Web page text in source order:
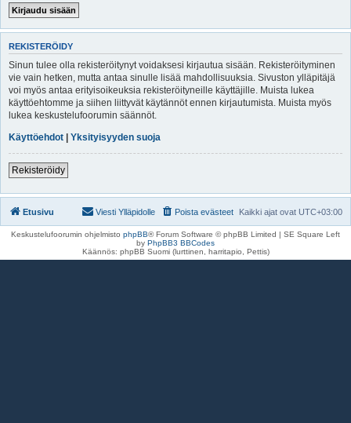
REKISTERÖIDY
Sinun tulee olla rekisteröitynyt voidaksesi kirjautua sisään. Rekisteröityminen
vie vain hetken, mutta antaa sinulle lisää mahdollisuuksia. Sivuston ylläpitäjä
voi myös antaa erityisoikeuksia rekisteröityneille käyttäjille. Muista lukea
käyttöehtomme ja siihen liittyvät käytännöt ennen kirjautumista. Muista myös
lukea keskustelufoorumin säännöt.
Käyttöehdot | Yksityisyyden suoja
Rekisteröidy
Etusivu Kaikki ajat ovat UTC+03:00
Poista evästeet
Viesti Ylläpidolle
Keskustelufoorumin ohjelmisto phpBB® Forum Software © phpBB Limited | SE Square Left
by PhpBB3 BBCodes
Käännös: phpBB Suomi (lurttinen, harritapio, Pettis)